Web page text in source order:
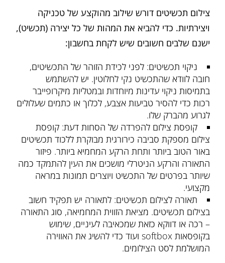
צילום תכשיטים דורש שילוב מהוקצע של טכניקה
ויצירתיות. כדי להביא את המהות של כל יצירה (תכשיט),
ישנם שלבים חשובים שיש לקחת בחשבון:
ניקוי תכשיטים: לפני לכידת הזוהר של התכשיטים,
חובה לוודא שהתכשיט נקי לחלוטין. יש להשתמש
בתמיסות ניקוי עדינות מיוחדות ובמטליות מיקרופייבר
רכות כדי להסיר טביעות אצבע, לכלוך או כתמים שעלולים
לגרוע מהברק שלו.
קופסת צילום להפרדה של הסחות דעת: קופסת
צילום מספקת סביבה כירורגית מבוקרת ללכוד תכשיטים
באור הטוב ביותר ותחת הרקע המחמיא ביותר. פיזור
התאורה והרקע הניטרלי מושכים את העין להתמקד כמה
שיותר בפרטים של התכשיט ויוצרים תמונות במראה
מקצועי.
תאורה לצילום תכשיטים: לתאורה יש תפקיד חשוב
בצילום תכשיטים. מציאת הזווית המחמיאה, סוג התאורה
– רכה או דווקא כזאת שמכאיבה לעיניים, שימוש
בקופסאות softbox ועוד כדי להשיג את האווירה
המושלמת לסט הצילומים.